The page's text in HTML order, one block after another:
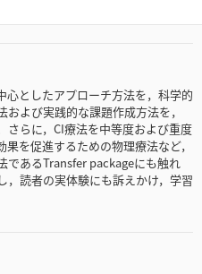
としたアプローチ方法を，科学的
よび実践的な課題作成方法を，
らに，CI療法を中等度および重度
を促進するための物理療法など，
であるTransfer packageにも触れ
，読者の実体験にも訴えかけ，学習